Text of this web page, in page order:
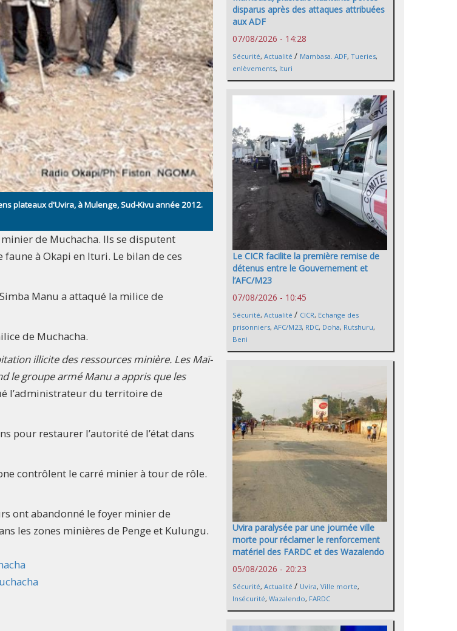
plateaux d'Uvira, à Mulenge, Sud-Kivu année 2012.
de Muchacha. Ils se disputent
à Okapi en Ituri. Le bilan de ces
Manu a attaqué la milice de
de Muchacha.
illicite des ressources minière. Les Maï-
le groupe armé Manu a appris que les
l’administrateur du territoire de
pour restaurer l’autorité de l’état dans
contrôlent le carré minier à tour de rôle.
ont abandonné le foyer minier de
les zones minières de Penge et Kulungu.
disparus après des attaques attribuées
aux ADF
07/08/2026 - 14:28
Sécurité, Actualité / Mambasa. ADF, Tueries,
enlèvements, Ituri
Le CICR facilite la première remise de
détenus entre le Gouvernement et
l’AFC/M23
07/08/2026 - 10:45
Sécurité, Actualité / CICR, Echange des
prisonniers, AFC/M23, RDC, Doha, Rutshuru,
Beni
Uvira paralysée par une journée ville
morte pour réclamer le renforcement
matériel des FARDC et des Wazalendo
05/08/2026 - 20:23
Sécurité, Actualité / Uvira, Ville morte,
Insécurité, Wazalendo, FARDC